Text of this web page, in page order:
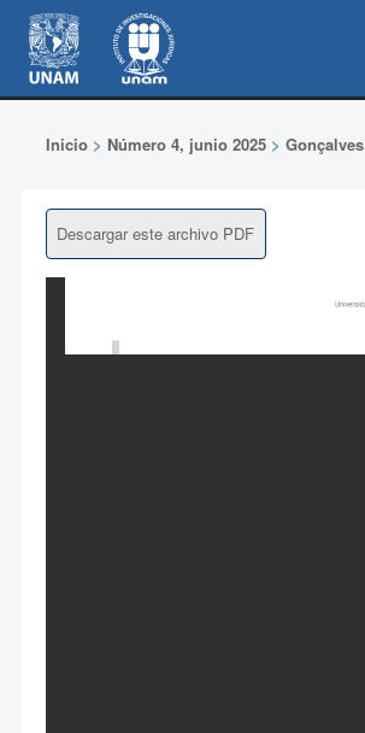
Inicio> Número 4, junio 2025> Gonçalves
Descargar este archivo PDF